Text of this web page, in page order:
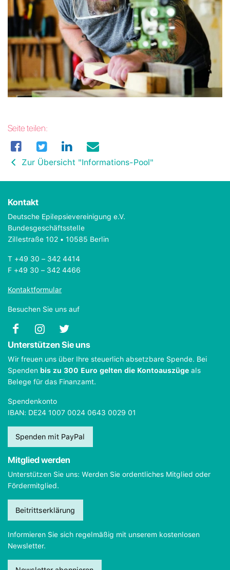
Seite teilen:
Zur Übersicht "Informations-Pool"
Kontakt
Deutsche Epilepsievereinigung e.V.
Bundesgeschäftsstelle
Zillestraße 102 • 10585 Berlin
T +49 30 – 342 4414
F +49 30 – 342 4466
Kontaktformular
Besuchen Sie uns auf
Unterstützen Sie uns
Wir freuen uns über Ihre steuerlich absetzbare Spende. Bei
Spenden bis zu 300 Euro gelten die Kontoauszüge als
Belege für das Finanzamt.
Spendenkonto
IBAN: DE24 1007 0024 0643 0029 01
Spenden mit PayPal
Mitglied werden
Unterstützen Sie uns: Werden Sie ordentliches Mitglied oder
Fördermitglied.
Beitrittserklärung
Informieren Sie sich regelmäßig mit unserem kostenlosen
Newsletter.